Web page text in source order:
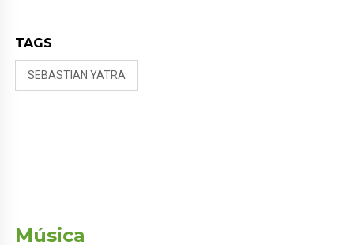
TAGS
SEBASTIAN YATRA
Música